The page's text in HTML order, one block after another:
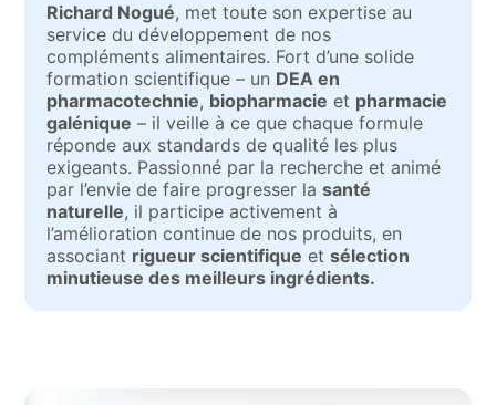
Richard Nogué, met toute son expertise au
service du développement de nos
compléments alimentaires. Fort d’une solide
formation scientifique – un DEA en
pharmacotechnie, biopharmacie et pharmacie
galénique – il veille à ce que chaque formule
réponde aux standards de qualité les plus
exigeants. Passionné par la recherche et animé
par l’envie de faire progresser lasanté
naturelle, il participe activement à
l’amélioration continue de nos produits, en
associant rigueur scientifique etsélection
minutieuse des meilleurs ingrédients.